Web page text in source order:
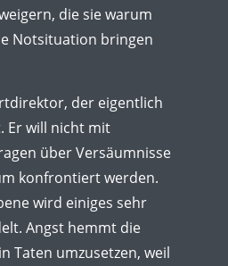
die sie warum
Notsituation bringen
der eigentlich
Er will nicht mit
über Versäumnisse
konfrontiert werden.
wird einiges sehr
Angst hemmt die
Taten umzusetzen, weil